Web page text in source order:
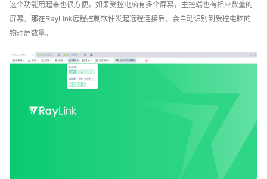
这个功能用起来也很方便。如果受控电脑有多个屏幕，主控端也有相应数量的
屏幕，那在RayLink远程控制软件发起远程连接后，会自动识别到受控电脑的
物理屏数量。